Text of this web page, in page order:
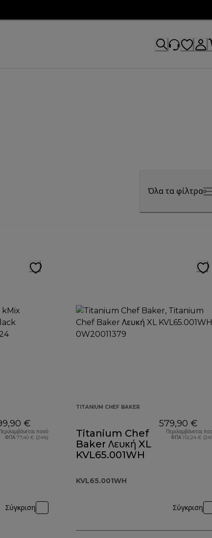
Όλα τα φίλτρα
€
Περιλαμβάνεται ποσό
ΦΠΑ 77,40 € (24%)
Σύγκριση
TITANIUM CHEF BAKER
Titanium Chef
Baker Λευκή XL
KVL65.001WH
KVL65.001WH
579,90 €
Περιλαμβάνεται
ΦΠΑ 112,24 €
Σύγκριση